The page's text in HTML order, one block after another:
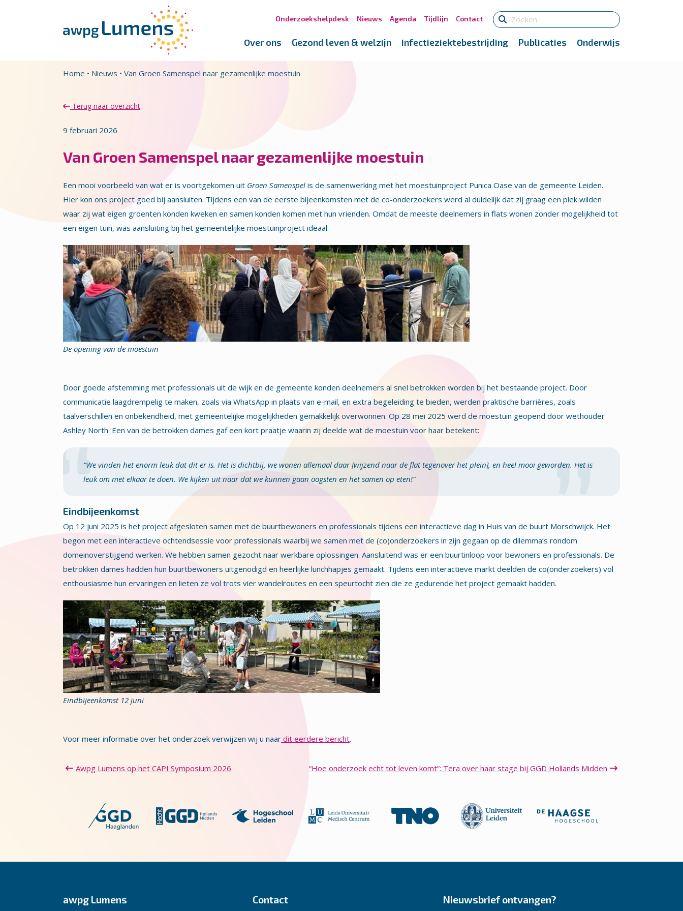
Onderzoekshelpdesk Nieuws Agenda Tijdlijn Contact
Over ons Gezond leven & welzijn Infectieziektebestrijding Publicaties Onderwijs
Home • Nieuws • Van Groen Samenspel naar gezamenlijke moestuin
Terug naar overzicht
9 februari 2026
Van Groen Samenspel naar gezamenlijke moestuin
Een mooi voorbeeld van wat er is voortgekomen uit Groen Samenspel is de samenwerking met het moestuinproject Punica Oase van de gemeente Leiden.
Hier kon ons project goed bij aansluiten. Tijdens een van de eerste bijeenkomsten met de co-onderzoekers werd al duidelijk dat zij graag een plek wilden
waar zij wat eigen groenten konden kweken en samen konden komen met hun vrienden. Omdat de meeste deelnemers in flats wonen zonder mogelijkheid tot
een eigen tuin, was aansluiting bij het gemeentelijke moestuinproject ideaal.
De opening van de moestuin
Door goede afstemming met professionals uit de wijk en de gemeente konden deelnemers al snel betrokken worden bij het bestaande project. Door
communicatie laagdrempelig te maken, zoals via WhatsApp in plaats van e-mail, en extra begeleiding te bieden, werden praktische barrières, zoals
taalverschillen en onbekendheid, met gemeentelijke mogelijkheden gemakkelijk overwonnen. Op 28 mei 2025 werd de moestuin geopend door wethouder
Ashley North. Een van de betrokken dames gaf een kort praatje waarin zij deelde wat de moestuin voor haar betekent:
“We vinden het enorm leuk dat dit er is. Het is dichtbij, we wonen allemaal daar [wijzend naar de flat tegenover het plein], en heel mooi geworden. Het is
leuk om met elkaar te doen. We kijken uit naar dat we kunnen gaan oogsten en het samen op eten!”
Eindbijeenkomst
Op 12 juni 2025 is het project afgesloten samen met de buurtbewoners en professionals tijdens een interactieve dag in Huis van de buurt Morschwijck. Het
begon met een interactieve ochtendsessie voor professionals waarbij we samen met de (co)onderzoekers in zijn gegaan op de dilemma’s rondom
domeinoverstijgend werken. We hebben samen gezocht naar werkbare oplossingen. Aansluitend was er een buurtinloop voor bewoners en professionals. De
betrokken dames hadden hun buurtbewoners uitgenodigd en heerlijke lunchhapjes gemaakt. Tijdens een interactieve markt deelden de co(onderzoekers) vol
enthousiasme hun ervaringen en lieten ze vol trots vier wandelroutes en een speurtocht zien die ze gedurende het project gemaakt hadden.
Eindbijeenkomst 12 juni
Voor meer informatie over het onderzoek verwijzen wij u naar dit eerdere bericht.
Awpg Lumens op het CAPI Symposium 2026 “Hoe onderzoek echt tot leven komt”: Tera over haar stage bij GGD Hollands Midden
awpg Lumens Contact Nieuwsbrief ontvangen?